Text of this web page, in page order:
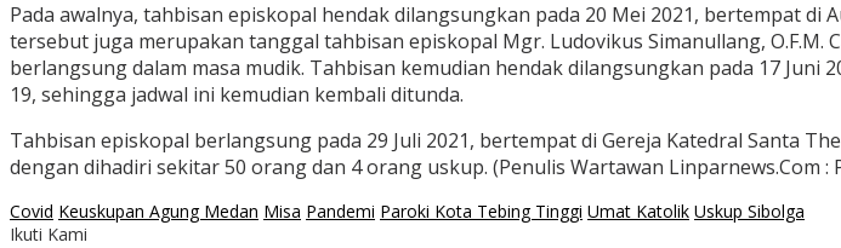
Pada awalnya, tahbisan episkopal hendak dilangsungkan pada 20 Mei 2021, bertempat
tersebut juga merupakan tanggal tahbisan episkopal Mgr. Ludovikus Simanullang, O.F.M.
berlangsung dalam masa mudik. Tahbisan kemudian hendak dilangsungkan pada 17
19, sehingga jadwal ini kemudian kembali ditunda.
Tahbisan episkopal berlangsung pada 29 Juli 2021, bertempat di Gereja Katedral Santa
dengan dihadiri sekitar 50 orang dan 4 orang uskup. (Penulis Wartawan Linparnews.Com :
Covid Keuskupan Agung Medan Misa Pandemi Paroki Kota Tebing Tinggi Umat Katolik Uskup Sibolga
Ikuti Kami